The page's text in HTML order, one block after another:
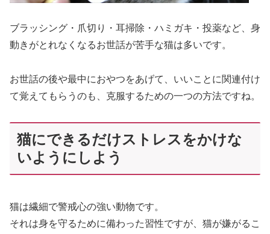
ブラッシング・爪切り・耳掃除・ハミガキ・投薬など、身
動きがとれなくなるお世話が苦手な猫は多いです。
お世話の後や最中におやつをあげて、いいことに関連付け
て覚えてもらうのも、克服するための一つの方法ですね。
猫にできるだけストレスをかけな
いようにしよう
猫は繊細で警戒心の強い動物です。
それは身を守るために備わった習性ですが、猫が嫌がるこ